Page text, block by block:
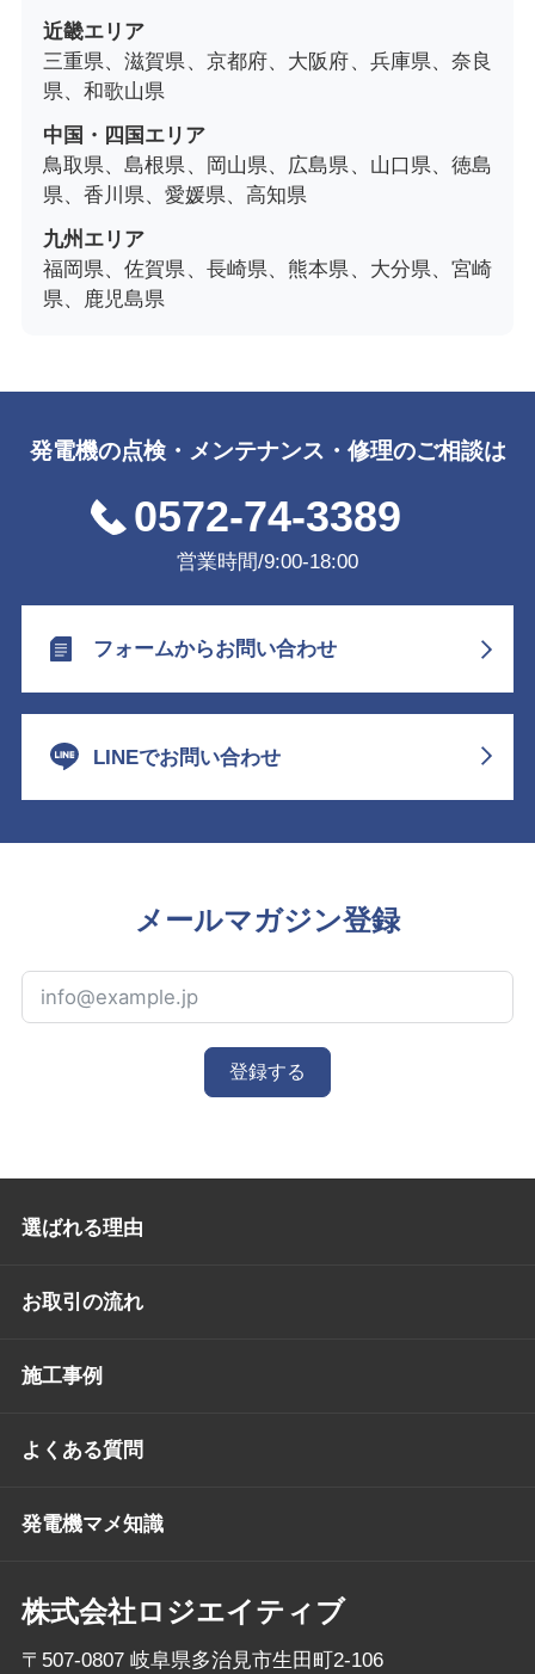
近畿エリア
三重県、滋賀県、京都府、大阪府、兵庫県、奈良
県、和歌山県
中国・四国エリア
鳥取県、島根県、岡山県、広島県、山口県、徳島
県、香川県、愛媛県、高知県
九州エリア
福岡県、佐賀県、長崎県、熊本県、大分県、宮崎
県、鹿児島県
発電機の点検・メンテナンス・修理のご相談は
0572-74-3389
営業時間/9:00-18:00
フォームからお問い合わせ
LINEでお問い合わせ
メールマガジン登録
登録する
株式会社ロジエイティブ
〒507-0807 岐阜県多治見市生田町2-106
選ばれる理由
お取引の流れ
施工事例
よくある質問
発電機マメ知識